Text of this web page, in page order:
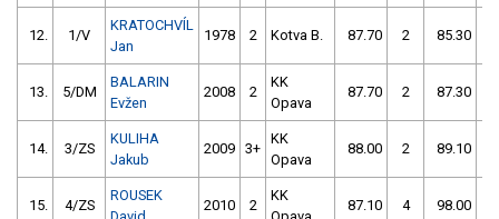
12. 1/V
KRATOCHVÍL
Jan
1978 2 Kotva B. 87.70 2 85.30
13. 5/DM
BALARIN
Evžen
2008 2
KK
Opava
87.70 2 87.30
14. 3/ZS
KULIHA
Jakub
2009 3+
KK
Opava
88.00 2 89.10
15. 4/ZS
ROUSEK
2010 2
KK
87.10 4 98.00